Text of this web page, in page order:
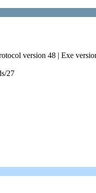
version 48 | Exe
27